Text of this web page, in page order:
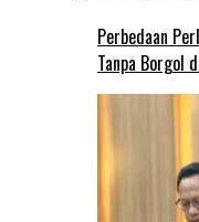
Perbedaan
Tanpa Borgol